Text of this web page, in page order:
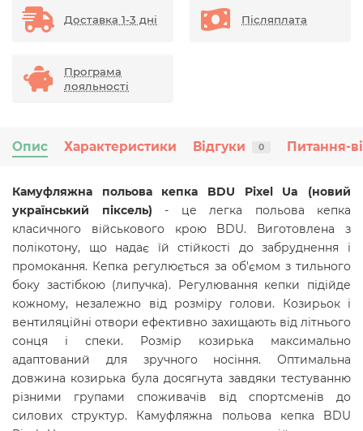
Доставка 1-3 дні Післяплата
Програма
лояльності
Опис Характеристики Відгуки 0 Питання-
Камуфляжна польова кепка BDU Pixel Ua (новий
український піксель) - це легка польова кепка
класичного військового крою BDU. Виготовлена з
полікотону, що надає їй стійкості до забруднення і
промокання. Кепка регулюється за об'ємом з тильного
боку застібкою (липучка). Регулювання кепки підійде
кожному, незалежно від розміру голови. Козирьок і
вентиляційні отвори ефективно захищають від літнього
сонця і спеки. Розмір козирька максимально
адаптований для зручного носіння. Оптимальна
довжина козирька була досягнута завдяки тестуванню
різними групами споживачів від спортсменів до
силових структур. Камуфляжна польова кепка BDU